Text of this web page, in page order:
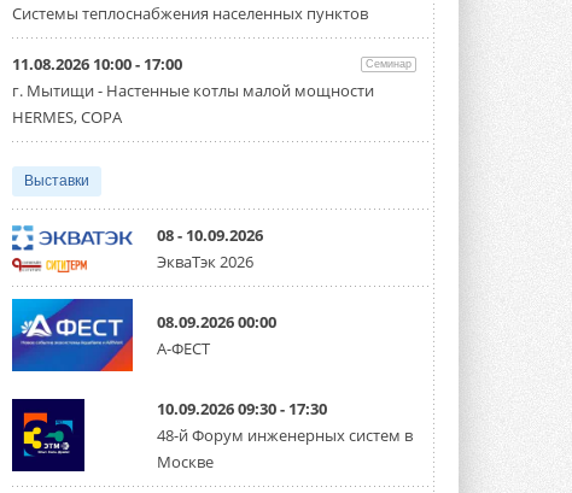
ЦОД с плотностью 54 кВт на
стойку
3 АВГУСТА 2026
систему DVM на R32
Линейка включает семь типоразмеров
производительностью от 22,4 до 56 кВт.
Суммарная длина трубопроводов ...
3 АВГУСТА 2026
«СиСофт Девелопмент» подвел
итоги конкурса студенческих
стартует уже в сентябре 2026 года ...
3 АВГУСТА 2026
«Русклимат» укрепляет
Системы теплоснабжения населенных пунктов
11.08.2026 10:00 - 17:00 Семинар
г. Мытищи - Настенные котлы малой мощности
HERMES, COPA
Выставки
08 - 10.09.2026
ЭкваТэк 2026
08.09.2026 00:00
А-ФЕСТ
10.09.2026 09:30 - 17:30
48-й Форум инженерных систем в
Москве